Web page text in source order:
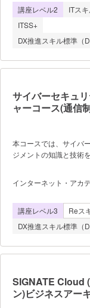
す 整えられた環境で
だけでは、サービス開
につきません 新サー
は何かを洗い出し、サ
らデジタル技術の基礎
案、生成AI時代の思考
できます。 【本
DX研修の人気コンテン
キルを網羅できます
との確認テストで理解
立案ワークシートを活
理解した生成AIツール
く知りたいことをその
ー株式会社 代表取
し、様々な企業のIT活
ティング業務を行う中
性を感じ、2018年より
講座レベル2
ITス
ITSS+
DX推進スキル標準（
サイバーセキュ
ャーコース(通信
本コースでは、サイバ
ジメントの知識と技術
進・監査ができる「サ
マネージャー」を目指
クトマネジメント、デ
織変革などを総合的に
力を養成します。Web
技術も含まれているた
運用にも強い人材を目
受講の流れ 1.無料カ
料体験レッスンへの
検討 3.入学のご決
インターネット・アカ
講座レベル3
Reス
DX推進スキル標準（
SIGNATE Cloud
ン)ビジネスアー